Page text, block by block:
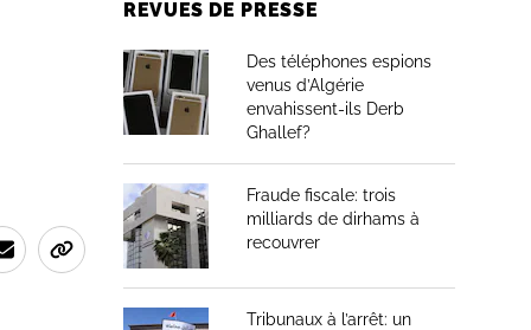
REVUES DE PRESSE
Des téléphones espions
venus d’Algérie
envahissent-ils Derb
Ghallef?
Fraude fiscale: trois
milliards de dirhams à
recouvrer
Tribunaux à l’arrêt: un